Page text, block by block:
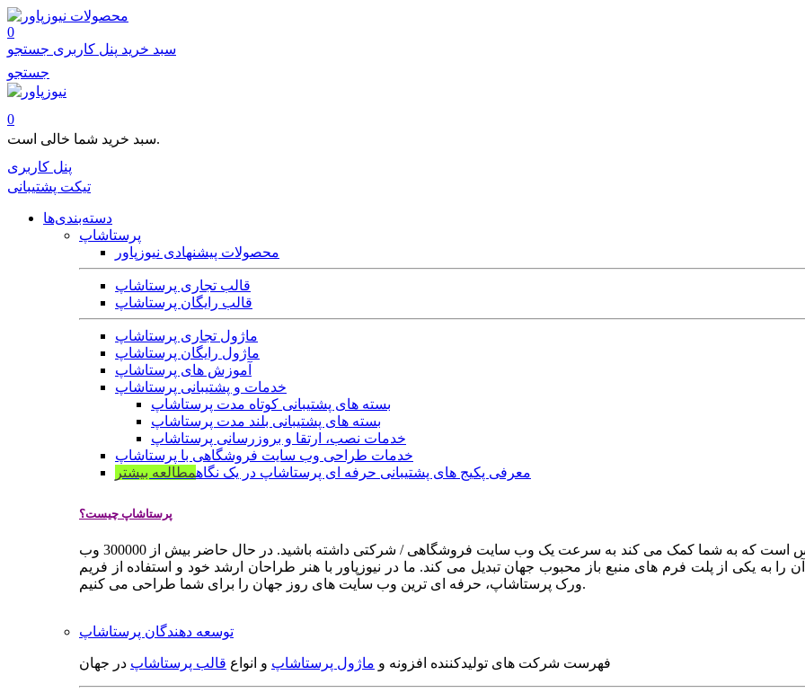
محصولات
0
سبد خرید پنل کاربری جستجو
جستجو
0
سبد خرید شما خالی است.
پنل کاربری
تیکت پشتیبانی
دسته‌بندی‌ها
پرستاشاپ
محصولات پیشنهادی نیوزپاور
قالب تجاری پرستاشاپ
قالب رایگان پرستاشاپ
ماژول تجاری پرستاشاپ
ماژول رایگان پرستاشاپ
آموزش های پرستاشاپ
خدمات و پشتیبانی پرستاشاپ
بسته های پشتیبانی کوتاه مدت پرستاشاپ
بسته های پشتیبانی بلند مدت پرستاشاپ
خدمات نصب، ارتقا و بروزرسانی پرستاشاپ
خدمات طراحی وب سایت فروشگاهی با پرستاشاپ
معرفی پکیج های پشتیبانی حرفه ای پرستاشاپ در یک نگاهمطالعه بیشتر
پرستاشاپ چیست؟
پرستاشاپ یک سیستم مدیریت وب سایت / فروشگاه آنلاین اپن سورس است که به شما کمک می کند به سرعت یک وب سایت فروشگاهی / شرکتی داشته باشید. در حال حاضر بیش از 300000 وب
به یکی از پلت فرم های منبع باز محبوب جهان تبدیل می کند. ما در نیوزپاور با هنر طراحان ارشد خود و استفاده از فریم
ورک پرستاشاپ، حرفه ای ترین وب سایت های روز جهان را برای شما طراحی می کنیم.
توسعه دهندگان پرستاشاپ
فهرست شرکت های تولیدکننده افزونه و ماژول پرستاشاپ و انواع قالب پرستاشاپ در جهان